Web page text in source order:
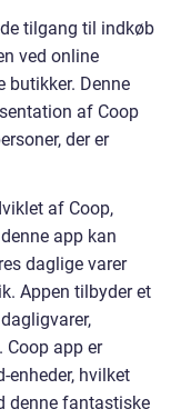
tilgang til indkøb
ved online
butikker. Denne
af Coop
der er
af Coop,
app kan
daglige varer
Appen tilbyder et
Coop app er
hvilket
denne fantastiske